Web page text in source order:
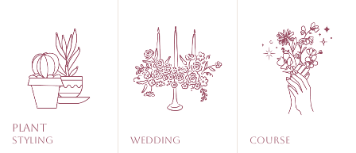
Plant
Styling WEDDING COURSE